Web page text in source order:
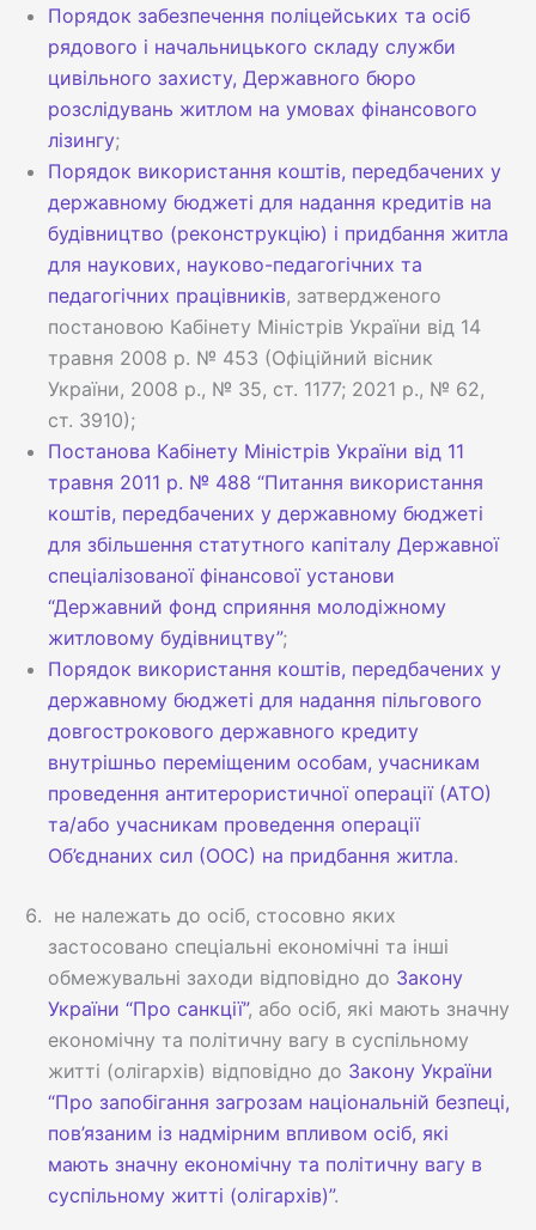
Порядок забезпечення поліцейських та осіб
рядового і начальницького складу служби
цивільного захисту, Державного бюро
розслідувань житлом на умовах фінансового
лізингу;
Порядок використання коштів, передбачених у
державному бюджеті для надання кредитів на
будівництво (реконструкцію) і придбання житла
для наукових, науково-педагогічних та
педагогічних працівників, затвердженого
постановою Кабінету Міністрів України від 14
травня 2008 р. № 453 (Офіційний вісник
України, 2008 р., № 35, ст. 1177; 2021 р., № 62,
ст. 3910);
Постанова Кабінету Міністрів України від 11
травня 2011 р. № 488 “Питання використання
коштів, передбачених у державному бюджеті
для збільшення статутного капіталу Державної
спеціалізованої фінансової установи
“Державний фонд сприяння молодіжному
житловому будівництву”;
Порядок використання коштів, передбачених у
державному бюджеті для надання пільгового
довгострокового державного кредиту
внутрішньо переміщеним особам, учасникам
проведення антитерористичної операції (АТО)
та/або учасникам проведення операції
Об’єднаних сил (ООС) на придбання житла.
не належать до осіб, стосовно яких
застосовано спеціальні економічні та інші
обмежувальні заходи відповідно до Закону
України “Про санкції”, або осіб, які мають значну
економічну та політичну вагу в суспільному
житті (олігархів) відповідно до Закону України
“Про запобігання загрозам національній безпеці,
пов’язаним із надмірним впливом осіб, які
мають значну економічну та політичну вагу в
суспільному житті (олігархів)”.